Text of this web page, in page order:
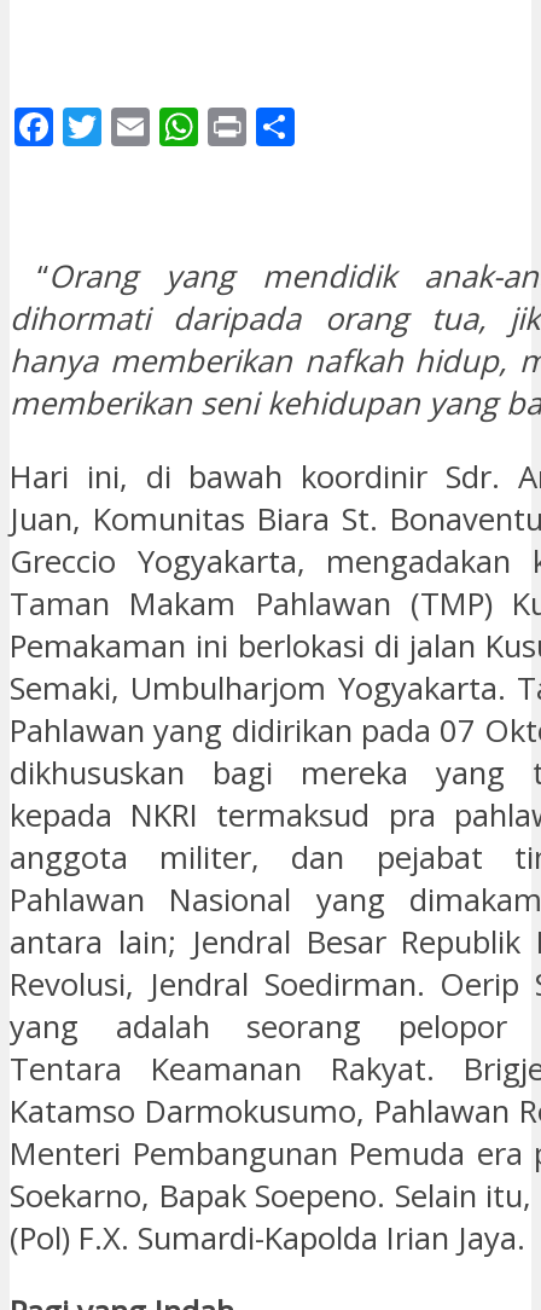
Facebook
Twitter
EmailWhatsApp
Print
“Orang yang mendidik anak-
dihormati daripada orang tua,
hanya memberikan nafkah hidup,
memberikan seni kehidupan yang
Hari ini, di bawah koordinir Sdr.
Juan, Komunitas Biara St.
Greccio Yogyakarta, mengadakan
Taman Makam Pahlawan (TMP)
Pemakaman ini berlokasi di jalan
Semaki, Umbulharjom Yogyakarta.
Pahlawan yang didirikan pada 07
dikhususkan bagi mereka yang
kepada NKRI termaksud pra
anggota militer, dan pejabat
Pahlawan Nasional yang
antara lain; Jendral Besar Republik
Revolusi, Jendral Soedirman. Oerip
yang adalah seorang pelopor
Tentara Keamanan Rakyat.
Katamso Darmokusumo, Pahlawan
Menteri Pembangunan Pemuda era
Soekarno, Bapak Soepeno. Selain
(Pol) F.X. Sumardi-Kapolda Irian Jaya.